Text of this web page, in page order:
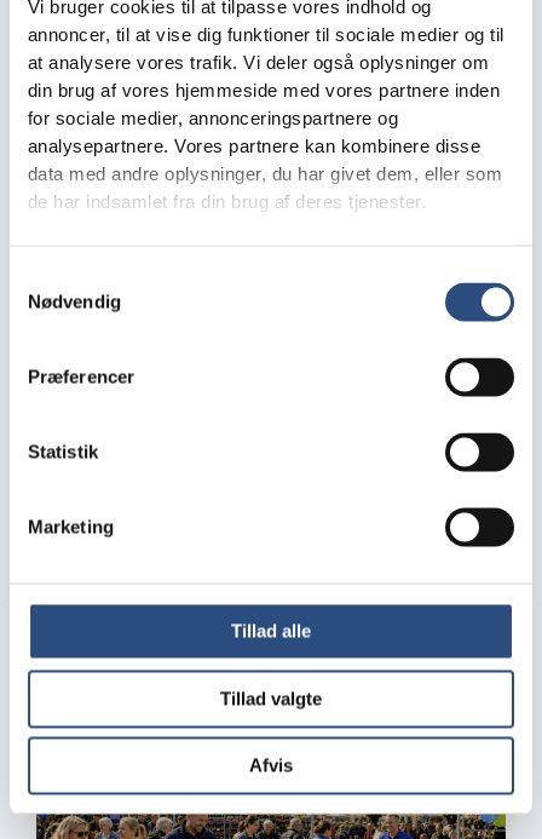
Vi bruger cookies til at tilpasse vores indhold og
annoncer, til at vise dig funktioner til sociale medier og til
at analysere vores trafik. Vi deler også oplysninger om
din brug af vores hjemmeside med vores partnere inden
for sociale medier, annonceringspartnere og
analysepartnere. Vores partnere kan kombinere disse
data med andre oplysninger, du har givet dem, eller som
de har indsamlet fra din brug af deres tjenester.
Nødvendig
Præferencer
Statistik
Marketing
Tillad alle
Tillad valgte
Afvis
FRA BUTIKKEN
Mindre spildtid – bedre samarbejde –
købmandsbutikker, der har investeret i trådløs
Med ...
Læs mere